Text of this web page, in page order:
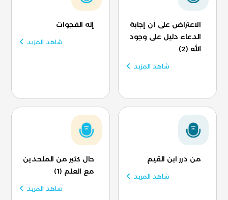
الاعتراض على أن إجابة
الدعاء دليل على وجود
الله (2)
شاهد المزيد
إله الفجوات
شاهد المزيد
من درر ابن القيم
شاهد المزيد
حال كثير من الملحدين
مع العلم (1)
شاهد المزيد